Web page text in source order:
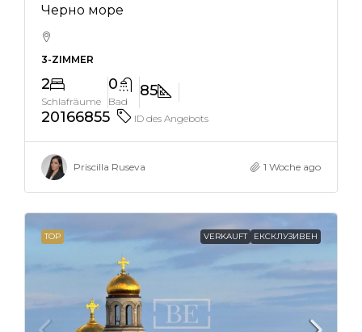
Черно море
3-ZIMMER
2
Schlafräume
0
Bad
85
20166855
ID des Angebots
Priscilla Ruseva 1 Woche ago
TOP VERKAUFT ЕКСКЛУЗИВЕН